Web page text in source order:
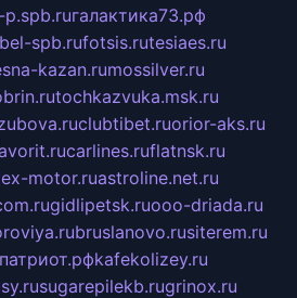
галактика73.рф
spb.rufotsis.rutesiaes.ru
kazan.rumossilver.ru
tochkazvuka.msk.ru
clubtibet.ruorior-aks.ru
carlines.ruflatnsk.ru
motor.ruastroline.net.ru
gidlipetsk.ruooo-driada.ru
bruslanovo.rusiterem.ru
kafekolizey.ru
sugarepilekb.rugrinox.ru